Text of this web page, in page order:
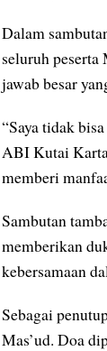
Dalam
seluruh peserta
jawab besar
“Saya tidak
ABI Kutai
memberi
Sambutan
memberikan
kebersamaan
Sebagai
Mas’ud. Doa